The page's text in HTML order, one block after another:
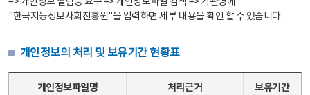
"한국지능정보사회진흥원"을 입력하면 세부 내용을 확인 할 수 있습니다.
개인정보의 처리 및 보유기간 현황표
개인정보파일명 처리근거 보유기간